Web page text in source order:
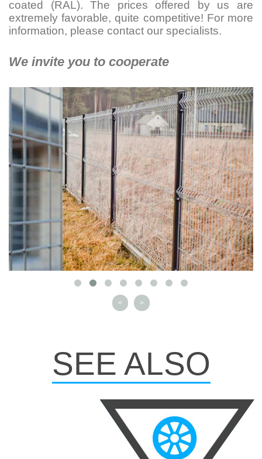
coated (RAL). The prices offered by us are
extremely favorable, quite competitive! For more
information, please contact our specialists.
We invite you to cooperate
< >
SEE ALSO